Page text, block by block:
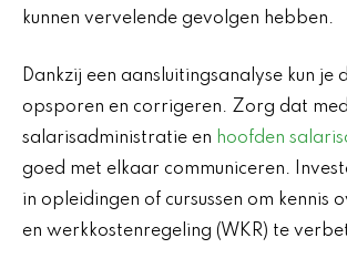
kunnen vervelende gevolgen hebben.
Dankzij een aansluitingsanalyse kun je
opsporen en corrigeren. Zorg dat
salarisadministratie en hoofden
goed met elkaar communiceren.
in opleidingen of cursussen om kennis
en werkkostenregeling (WKR) te